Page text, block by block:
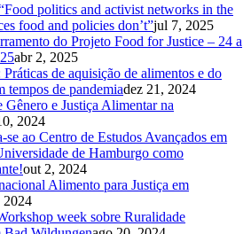
politics and activist networks in the
food and policies don’t”jul 7, 2025
do Projeto Food for Justice – 24 a
abr 2, 2025
de aquisição de alimentos e do
tempos de pandemiadez 21, 2024
Gênero e Justiça Alimentar na
2024
se ao Centro de Estudos Avançados em
de Hamburgo como
out 2, 2024
Alimento para Justiça em
2024
week sobre Ruralidade